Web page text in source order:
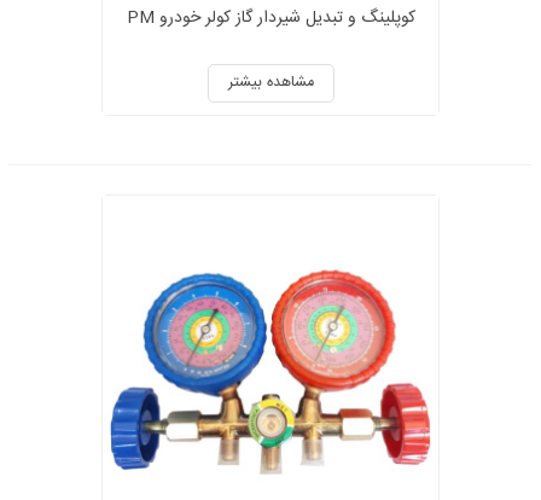
کوپلینگ و تبدیل شیردار گاز کولر خودرو PM
مشاهده بیشتر